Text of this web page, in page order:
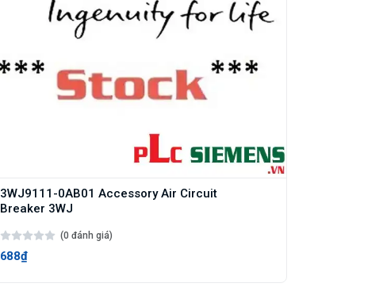
3WJ9111-0AB01 Accessory Air Circuit
Breaker 3WJ
(0 đánh giá)
688₫